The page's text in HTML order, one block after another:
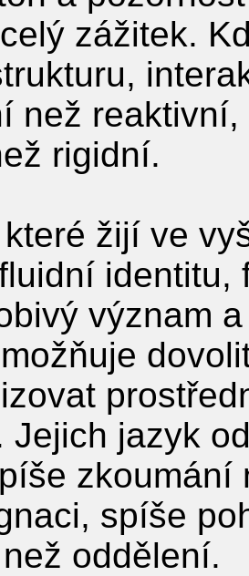
zážitek.
než
rigidní.
žijí ve
identitu,
význam
Jejich jazyk
zkoumání
spíše
oddělení.